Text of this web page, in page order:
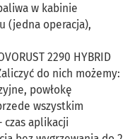
w kabinie
(jedna operacja),
2290 HYBRID
do nich możemy:
powłokę
wszystkim
czas aplikacji